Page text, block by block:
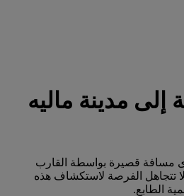
إلى مدينة ماليه
مسافة قصيرة بواسطة القارب
تتجاهل الفرصة لاستكشاف هذه
الطابع.